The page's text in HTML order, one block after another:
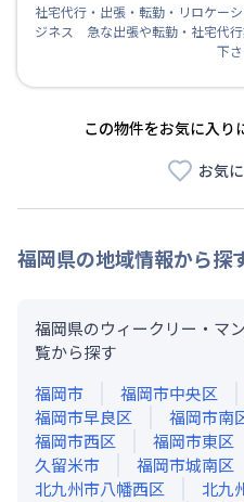
社宅代行・出張・転勤・リロケー
ジネス 急な出張や転勤・社宅代
下さ
この物件をお気に入り
お気
福岡県の地域情報から探
福岡県のウィークリー・マ
覧から探す
福岡市
福岡市中央区
福岡市早良区
福岡市南
福岡市西区
福岡市東区
久留米市
福岡市城南区
北九州市八幡西区
北九